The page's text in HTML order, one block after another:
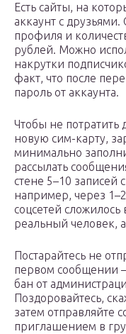
Есть сайты, на
аккаунт с друзьями.
профиля и
рублей. Можно
накрутки
факт, что после
пароль от аккаунта.
Чтобы не потратить
новую сим-карту,
минимально
рассылать
стене 5–10
например, через
соцсетей
реальный человек,
Постарайтесь не
первом сообщении
бан от
Поздоровайтесь,
затем отправляйте
приглашением в